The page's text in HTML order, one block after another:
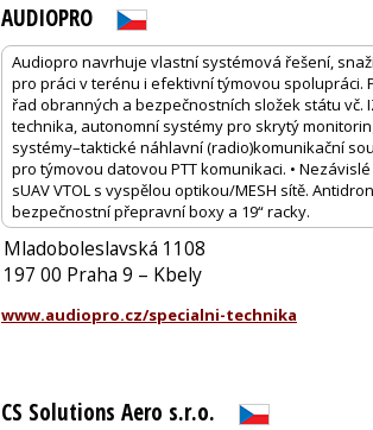
AUDIOPRO
Audiopro navrhuje vlastní systémová řešení,
pro práci v terénu i efektivní týmovou
řad obranných a bezpečnostních složek státu vč.
technika, autonomní systémy pro skrytý
systémy–taktické náhlavní (radio)komunikační
pro týmovou datovou PTT komunikaci. •
sUAV VTOL s vyspělou optikou/MESH sítě.
bezpečnostní přepravní boxy a 19“ racky.
Mladoboleslavská 1108
197 00 Praha 9 – Kbely
www.audiopro.cz/specialni-technika
CS Solutions Aero s.r.o.